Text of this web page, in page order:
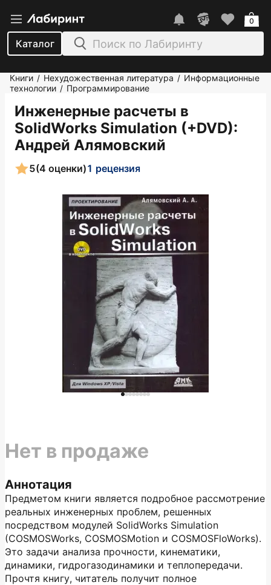
Каталог
0
Книги / Нехудожественная литература / Информационные
технологии / Программирование
Инженерные расчеты в
SolidWorks Simulation (+DVD):
Андрей Алямовский
5(4 оценки)1 рецензия
Аннотация
Предметом книги является подробное рассмотрение
реальных инженерных проблем, решенных
посредством модулей SolidWorks Simulation
(COSMOSWorks, COSMOSMotion и COSMOSFloWorks).
Это задачи анализа прочности, кинематики,
динамики, гидрогазодинамики и теплопередачи.
Прочтя книгу, читатель получит полное
Нет в продаже